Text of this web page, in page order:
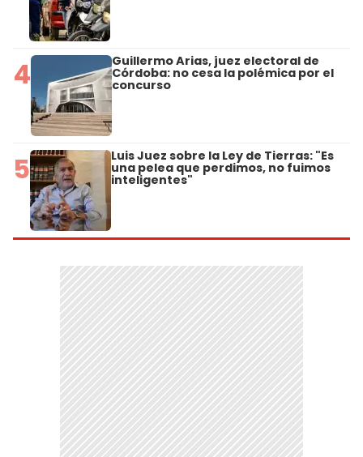
4 Guillermo Arias, juez electoral de
Córdoba: no cesa la polémica por el
concurso
5 Luis Juez sobre la Ley de Tierras: "Es
una pelea que perdimos, no fuimos
inteligentes"